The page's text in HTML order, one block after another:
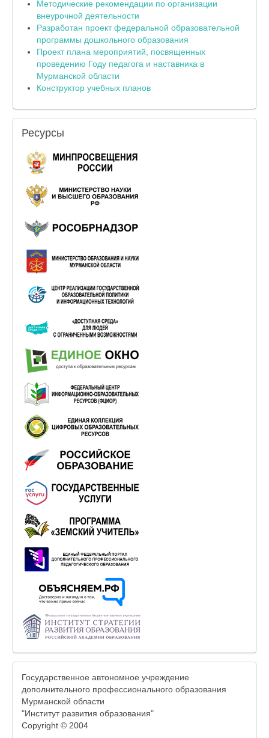
Методические рекомендации по организации
внеурочной деятельности
Разработан проект федеральной образовательной
программы дошкольного образования
Проект плана мероприятий, посвященных
проведению Году педагога и наставника в
Мурманской области
Конструктор учебных планов
Ресурсы
Государственное автономное учреждение
дополнительного профессионального образования
Мурманской области
"Институт развития образования"
Copyright © 2004